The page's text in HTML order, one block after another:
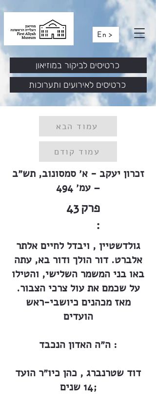
En >
כרטיסים לאירועים ותערוכות
כרטיסים לביקור במוזיאון
עמוד הבא
עמוד קודם
זכרון יעקב - א׳ סמסונוב, תש״ב
– עמ׳ 494
43פרק
:
גולדשטיין , ויבדל לחיים אלתר
אלברט. דור הולך ודור בא, עתה
באו בני המשמר השלישי, והטילו
על שכמם את עול צרכי הצבור.
מאז מכהנים כיושבי-ראש
הועדים
ה״ה האדון הנכבד :
דוד שטרנברג , כהן כיו״ר הועד
14 שנים;